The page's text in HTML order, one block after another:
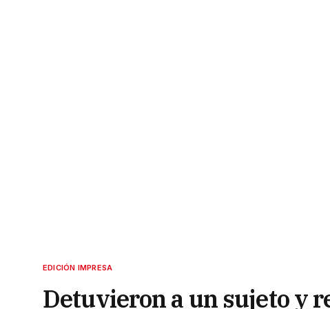
EDICIÓN IMPRESA
Detuvieron a un sujeto y